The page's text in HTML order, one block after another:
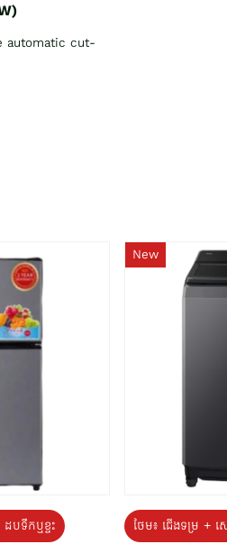
automatic cut-
បទឹកឬខ្ទះ
New
ថែម៖ ជើងទម្រ +